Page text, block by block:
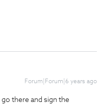
Forum|Forum|6 years ago
go there and sign the